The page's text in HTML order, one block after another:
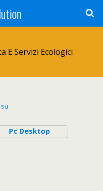
E Servizi Ecologici
Pc Desktop